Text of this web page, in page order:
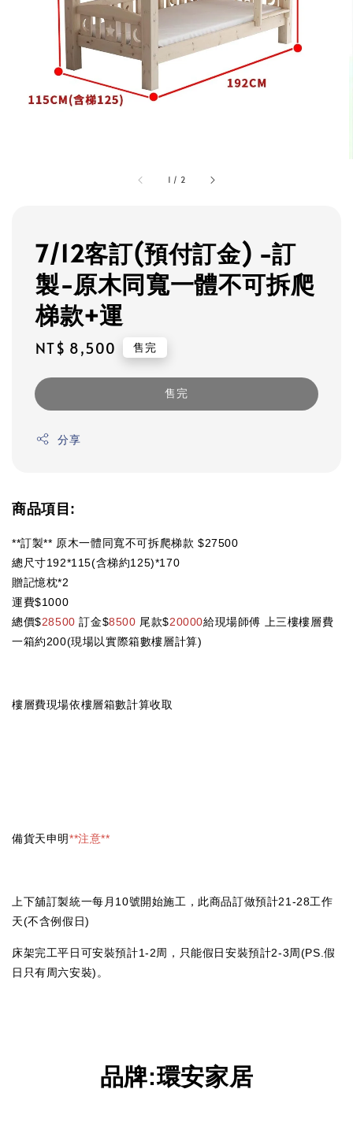
1 / 2
7/12客訂(預付訂金) -訂
製-原木同寬一體不可拆爬
梯款+運
Regular
NT$ 8,500 售完
售完
分享
商品項目:
**訂製** 原木一體同寬不可拆爬梯款 $27500
總尺寸192*115(含梯約125)*170
贈記憶枕*2
運費$1000
總價$28500 訂金$8500 尾款$20000給現場師傅 上三樓樓層費
一箱約200(現場以實際箱數樓層計算)
樓層費現場依樓層箱數計算收取
備貨天申明**注意**
上下舖訂製統一每月10號開始施工，此商品訂做預計21-28工作
天(不含例假日)
床架完工平日可安裝預計1-2周，只能假日安裝預計2-3周(PS.假
日只有周六安裝)。
品牌:環安家居